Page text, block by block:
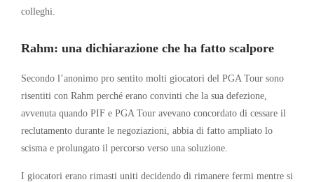
colleghi.
Rahm: una dichiarazione che ha fatto scalpore
Secondo l’anonimo pro sentito molti giocatori del PGA Tour sono
risentiti con Rahm perché erano convinti che la sua defezione,
avvenuta quando PIF e PGA Tour avevano concordato di cessare il
reclutamento durante le negoziazioni, abbia di fatto ampliato lo
scisma e prolungato il percorso verso una soluzione.
I giocatori erano rimasti uniti decidendo di rimanere fermi mentre si